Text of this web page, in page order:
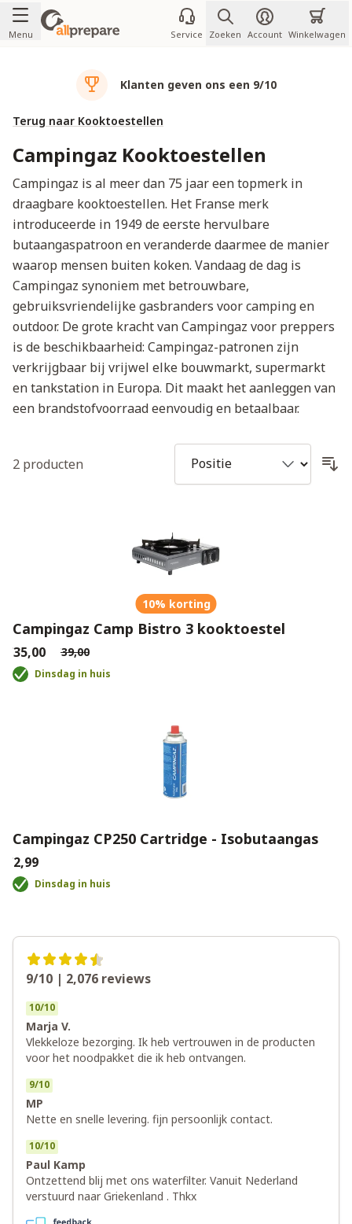
Ga naar de inhoud
Menu Service Zoeken Account Winkelwagen
Klanten geven ons een 9/10
Terug naar Kooktoestellen
Campingaz Kooktoestellen
Campingaz is al meer dan 75 jaar een topmerk in
draagbare kooktoestellen. Het Franse merk
introduceerde in 1949 de eerste hervulbare
butaangaspatroon en veranderde daarmee de manier
waarop mensen buiten koken. Vandaag de dag is
Campingaz synoniem met betrouwbare,
gebruiksvriendelijke gasbranders voor camping en
outdoor. De grote kracht van Campingaz voor preppers
is de beschikbaarheid: Campingaz-patronen zijn
verkrijgbaar bij vrijwel elke bouwmarkt, supermarkt
en tankstation in Europa. Dit maakt het aanleggen van
een brandstofvoorraad eenvoudig en betaalbaar.
2 producten
10% korting
Campingaz Camp Bistro 3 kooktoestel
€35,00 €39,00
Dinsdag in huis
Campingaz CP250 Cartridge - Isobutaangas
€2,99
Dinsdag in huis
9/10 | 2,076 reviews
10/10
Marja V.
Vlekkeloze bezorging. Ik heb vertrouwen in de producten
voor het noodpakket die ik heb ontvangen.
9/10
MP
Nette en snelle levering. fijn persoonlijk contact.
10/10
Paul Kamp
Ontzettend blij met ons waterfilter. Vanuit Nederland
verstuurd naar Griekenland . Thkx